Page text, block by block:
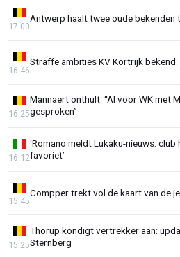
Antwerp haalt twee oude bekenden
17:00
Straffe ambities KV Kortrijk bekend:
16:46
Mannaert onthult: “Al voor WK met
gesproken”
16:25
‘Romano meldt Lukaku-nieuws: club
favoriet’
16:12
Compper trekt vol de kaart van de
15:45
Thorup kondigt vertrekker aan:
Sternberg
15:25